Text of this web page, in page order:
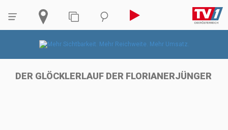
DER GLÖCKLERLAUF DER FLORIANERJÜNGER